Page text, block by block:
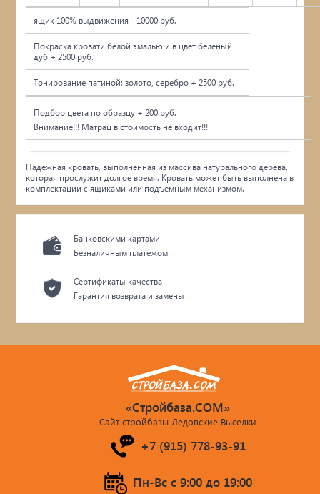
ящик 100% выдвижения - 10000 руб.
Покраска кровати белой эмалью и в цвет беленый
дуб + 2500 руб.
Тонирование патиной: золото, серебро + 2500 руб.
Подбор цвета по образцу + 200 руб.
Внимание!!! Матрац в стоимость не входит!!!
Надежная кровать, выполненная из массива натурального дерева,
которая прослужит долгое время. Кровать может быть выполнена в
комплектации с ящиками или подъемным механизмом.
Банковскими картами
Безналичным платежом
Сертификаты качества
Гарантия возврата и замены
«Стройбаза.COM»
Сайт стройбазы Ледовские Выселки
+7 (915) 778-93-91
Пн-Вс c 9:00 до 19:00